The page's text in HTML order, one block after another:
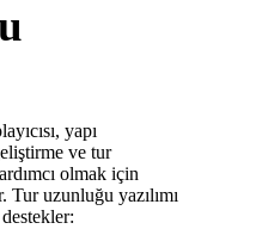
yapı
ve tur
olmak için
Tur uzunluğu yazılımı